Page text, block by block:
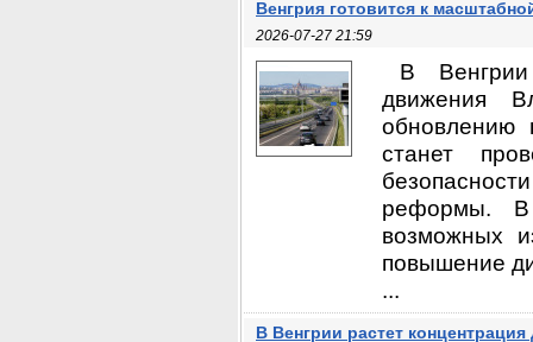
Венгрия готовится к
2026-07-27 21:59
В
движения
обновлению
станет
реформы. В
возможных
повышение
...
В Венгрии растет